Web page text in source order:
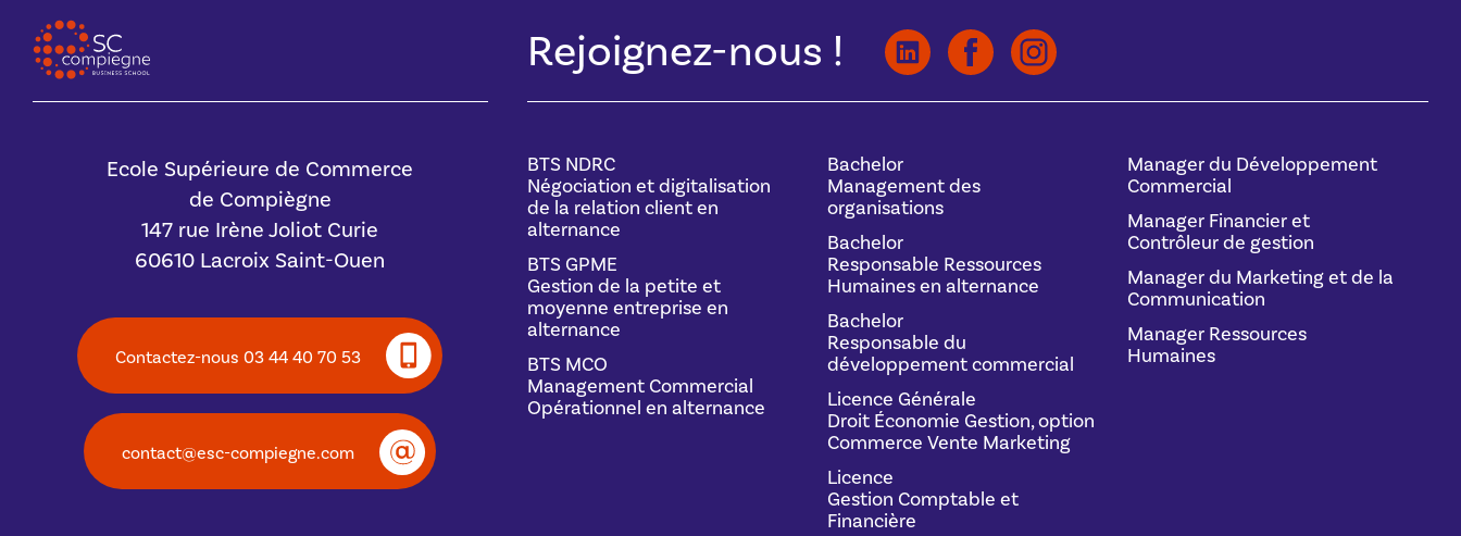
Rejoignez-nous !
Ecole Supérieure de Commerce
de Compiègne
147 rue Irène Joliot Curie
60610 Lacroix Saint-Ouen
Contactez-nous 03 44 40 70 53
contact@esc-compiegne.com
BTS NDRC
Négociation et digitalisation
de la relation client en
alternance
BTS GPME
Gestion de la petite et
moyenne entreprise en
alternance
BTS MCO
Management Commercial
Opérationnel en alternance
Bachelor
Management des
organisations
Bachelor
Responsable Ressources
Humaines en alternance
Bachelor
Responsable du
développement commercial
Licence Générale
Droit Économie Gestion, option
Commerce Vente Marketing
Licence
Gestion Comptable et
Financière
Manager du Développement
Commercial
Manager Financier et
Contrôleur de gestion
Manager du Marketing et de la
Communication
Manager Ressources
Humaines